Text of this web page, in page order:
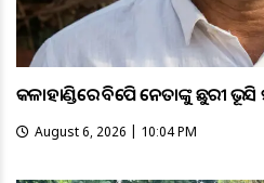
କଳାହାଣ୍ଡିରେ ବିଜେପି ନେତାଙ୍କୁ ଛୁରୀ ଭୂସି
August 6, 2026 | 10:04 PM